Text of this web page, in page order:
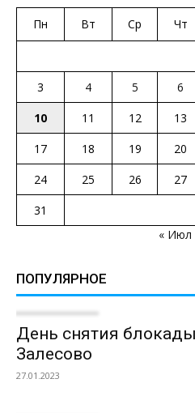
Пн Вт Ср Чт
3
4 5 6
10
11 12 13
17
18 19 20
24
25 26 27
31
« Июл
ПОПУЛЯРНОЕ
День снятия
Залесово
27.01.2023